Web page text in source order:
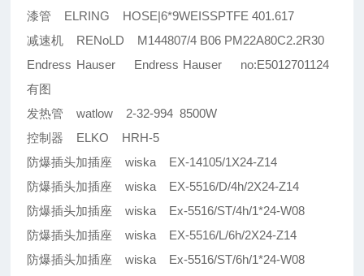
漆管 ELRING HOSE|6*9WEISSPTFE 401.617
减速机 RENoLD M144807/4 B06 PM22A80C2.2R30
Endress Hauser Endress Hauser no:E5012701124
有图
发热管 watlow 2-32-994 8500W
控制器 ELKO HRH-5
防爆插头加插座 wiska EX-14105/1X24-Z14
防爆插头加插座 wiska EX-5516/D/4h/2X24-Z14
防爆插头加插座 wiska Ex-5516/ST/4h/1*24-W08
防爆插头加插座 wiska EX-5516/L/6h/2X24-Z14
防爆插头加插座 wiska Ex-5516/ST/6h/1*24-W08